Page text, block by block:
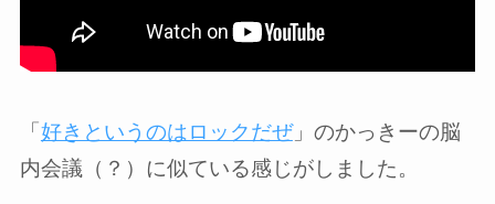
「 好きというのはロックだぜ」のかっきーの脳
内会議（？）に似ている感じがしました。